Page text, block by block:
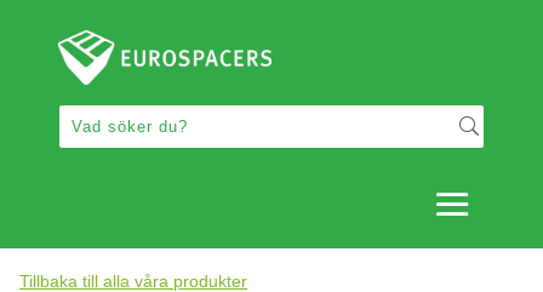
Tillbaka till alla våra produkter